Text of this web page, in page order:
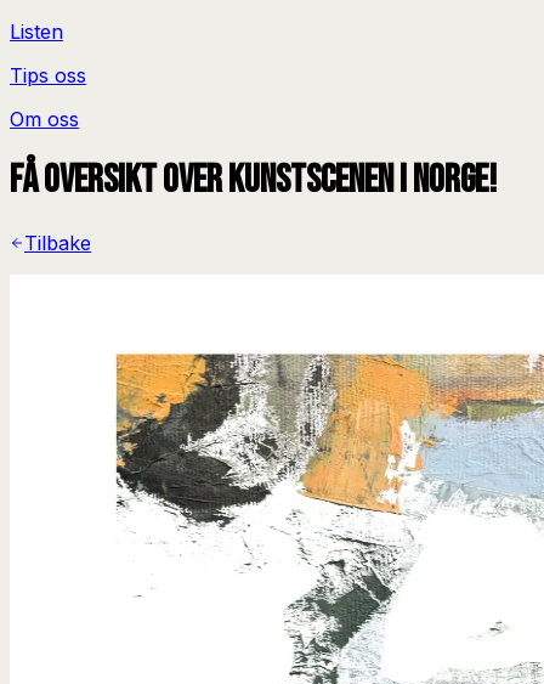
Listen
Tips oss
Om oss
Få oversikt over kunstscenen i Norge!
Tilbake